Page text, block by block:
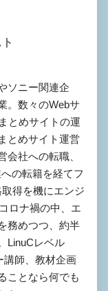
ソニー関連企
。数々のWebサ
とめサイトの運
とめサイト運営
社への転職、
の転籍を経てフ
得を機にエンジ
ロナ禍の中、エ
務めつつ、約半
LinuCレベル
講師、教材企画
ことなら何でも